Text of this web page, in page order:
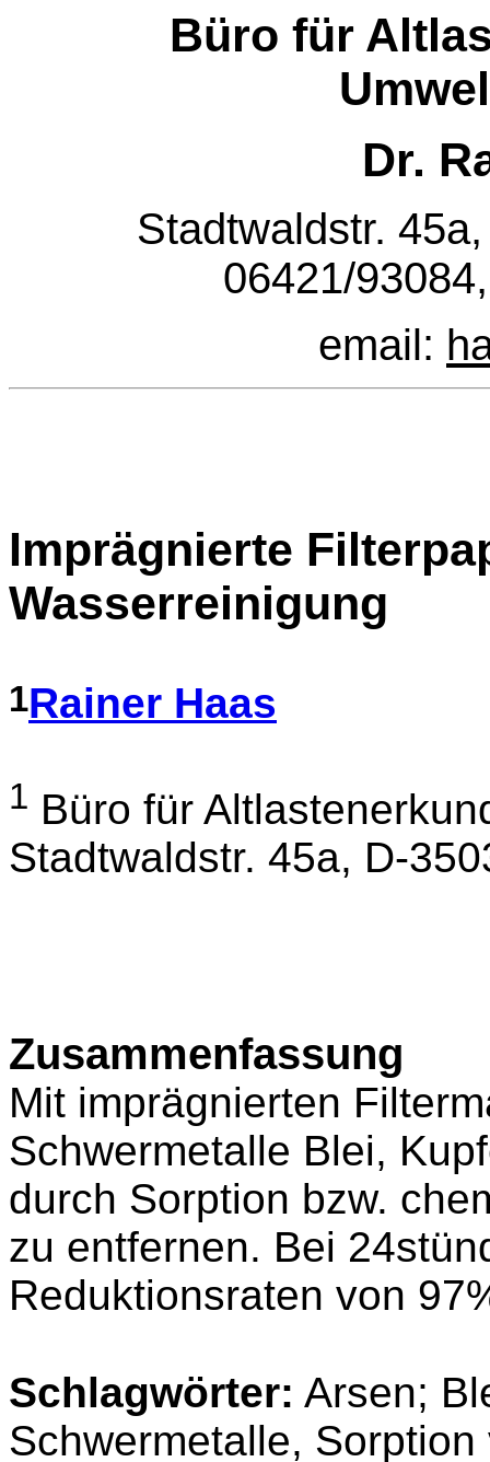
Büro für
Dr.
Stadtwaldstr.
06421/
email:
Imprägnierte
Wasserreinigung
1Rainer Haas
1 Büro für
Stadtwaldstr. 45a, D-
Zusammenfassung
Mit imprägnierten
Schwermetalle Blei,
durch Sorption bzw.
zu entfernen. Bei
Reduktionsraten von
Schlagwörter: Arsen;
Schwermetalle,